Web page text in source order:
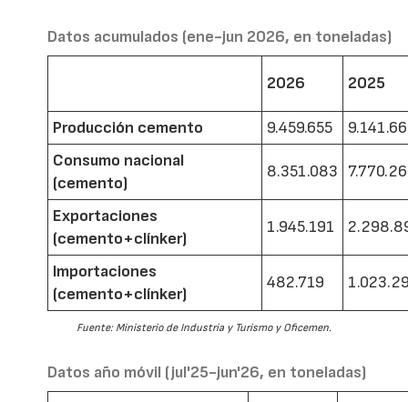
Datos acumulados (ene-jun 2026, en toneladas)
2026 2025
Producción cemento 9.459.655
Consumo nacional
(cemento)
8.351.083
Exportaciones
(cemento+clínker)
1.945.191
Importaciones
(cemento+clínker)
482.719
Fuente: Ministerio de Industria y Turismo y Oficemen.
Datos año móvil (jul'25-jun'26, en toneladas)